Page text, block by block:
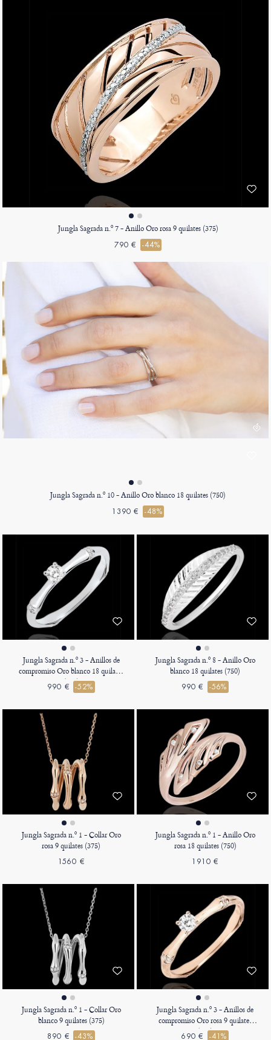
Jungla Sagrada n.º 7 - Anillo Oro rosa 9 quilates (375)
790 € -44%
Jungla Sagrada n.º 10 - Anillo Oro blanco 18 quilates (750)
1390 € -48%
Jungla Sagrada n.º 3 - Anillos de
compromiso Oro blanco 18 quilates
(750)
990 € -52%
Jungla Sagrada n.º 8 - Anillo Oro
blanco 18 quilates (750)
990 € -56%
Jungla Sagrada n.º 1 - Collar Oro
rosa 9 quilates (375)
1560 €
Jungla Sagrada n.º 1 - Anillo Oro
rosa 18 quilates (750)
1910 €
Jungla Sagrada n.º 1 - Collar Oro
blanco 9 quilates (375)
890 € -43%
Jungla Sagrada n.º 3 - Anillos de
compromiso Oro rosa 9 quilates
(375)
690 € -41%